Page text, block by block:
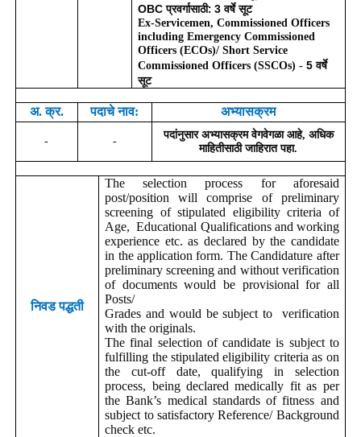
OBCप्रवर्गासाठी:3वर्षे सूट
Ex-Servicemen, Commissioned Officers
including Emergency Commissioned
Officers (ECOs)/ Short Service
Commissioned Officers (SSCOs) - 5वर्षे
सूट
अ. क्र. पदाचे नाव: अभ्यासक्रम
- -
पदांनुसार अभ्यासक्रम वेगवेगळा आहे, अधिक
माहितीसाठी जाहिरात पहा.
निवड पद्धती
The selection process for aforesaid
post/position will comprise of preliminary
screening of stipulated eligibility criteria of
Age, Educational Qualifications and working
experience etc. as declared by the candidate
in the application form. The Candidature after
preliminary screening and without verification
of documents would be provisional for all
Posts/
Grades and would be subject to verification
with the originals.
The final selection of candidate is subject to
fulfilling the stipulated eligibility criteria as on
the cut-off date, qualifying in selection
process, being declared medically fit as per
the Bank’s medical standards of fitness and
subject to satisfactory Reference/ Background
check etc.